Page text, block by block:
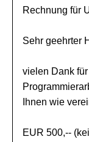
Rechnung für
Sehr geehrter
vielen Dank
Ihnen wie
EUR 500,--